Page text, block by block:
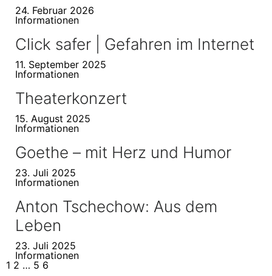
24. Februar 2026
Informationen
Click safer | Gefahren im Internet
11. September 2025
Informationen
Theaterkonzert
15. August 2025
Informationen
Goethe – mit Herz und Humor
23. Juli 2025
Informationen
Anton Tschechow: Aus dem
Leben
23. Juli 2025
Informationen
1 2 … 5 6